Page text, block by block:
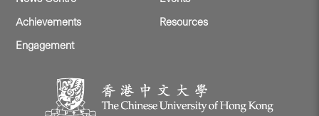
Achievements
Resources
Engagement